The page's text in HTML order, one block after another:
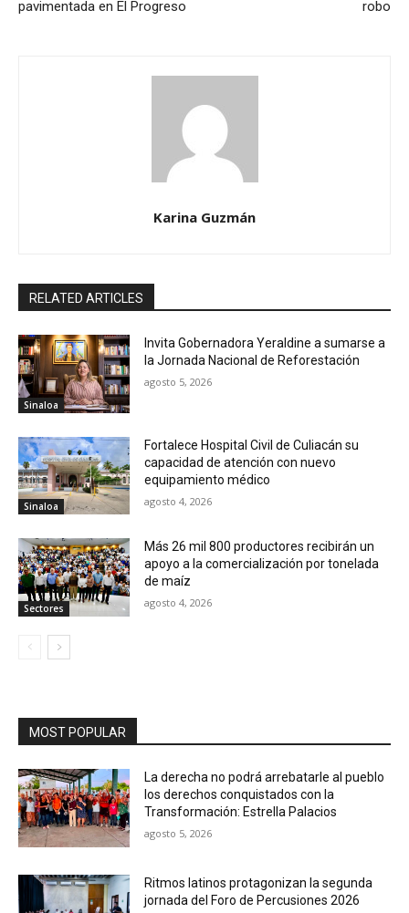
pavimentada en El Progreso robo
Karina Guzmán
RELATED ARTICLES
Sinaloa
Invita Gobernadora Yeraldine a sumarse a
la Jornada Nacional de Reforestación
agosto 5, 2026
Sinaloa
Fortalece Hospital Civil de Culiacán su
capacidad de atención con nuevo
equipamiento médico
agosto 4, 2026
Sectores
Más 26 mil 800 productores recibirán un
apoyo a la comercialización por tonelada
de maíz
agosto 4, 2026
MOST POPULAR
La derecha no podrá arrebatarle al pueblo
los derechos conquistados con la
Transformación: Estrella Palacios
agosto 5, 2026
Ritmos latinos protagonizan la segunda
jornada del Foro de Percusiones 2026